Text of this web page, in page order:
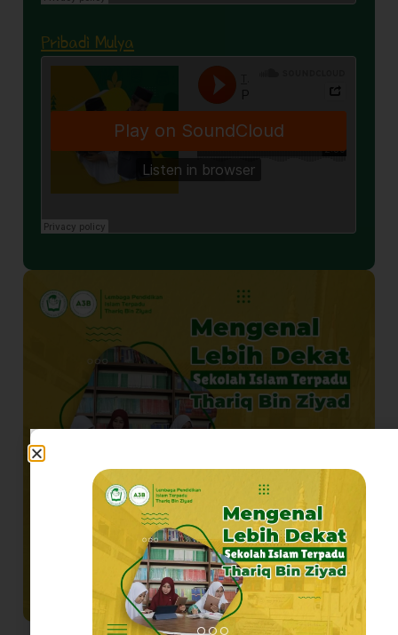
Pribadi Mulya